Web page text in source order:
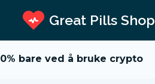
Great Pills Shop
bare ved å bruke crypto